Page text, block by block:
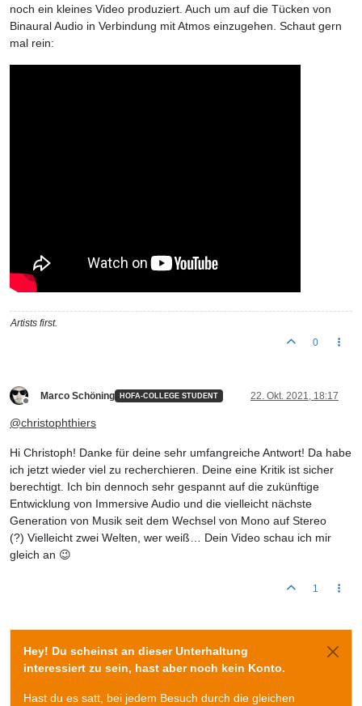
noch ein kleines Video produziert. Auch um auf die Tücken von
Binaural Audio in Verbindung mit Atmos einzugehen. Schaut gern
mal rein:
Artists first.
0
Marco Schöning HOFA-COLLEGE STUDENT 22. Okt. 2021, 18:17
@christophthiers
Hi Christoph! Danke für deine sehr umfangreiche Antwort! Da habe
ich jetzt wieder viel zu recherchieren. Deine eine Kritik ist sicher
berechtigt. Ich bin dennoch sehr gespannt auf die zukünftige
Entwicklung von Immersive Audio und die vielleicht nächste
Generation von Musik seit dem Wechsel von Mono auf Stereo
(?) Vielleicht zwei Welten, wer weiß… Dein Video schau ich mir
gleich an 😉
1
Hey! Du scheinst an dieser Unterhaltung
interessiert zu sein, hast aber noch kein Konto.
Hast du es satt, bei jedem Besuch durch die gleichen